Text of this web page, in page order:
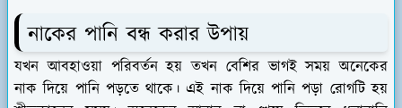
নাকের পানি বন্ধ করার উপায়
যখন আবহাওয়া পরিবর্তন হয় তখন বেশির ভাগই সময় অনেকের
নাক দিয়ে পানি পড়তে থাকে। এই নাক দিয়ে পানি পড়া রোগটি হয়